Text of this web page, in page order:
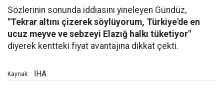
Sözlerinin sonunda iddiasını yineleyen Gündüz,
"Tekrar altını çizerek söylüyorum, Türkiye'de en
ucuz meyve ve sebzeyi Elazığ halkı tüketiyor"
diyerek kentteki fiyat avantajına dikkat çekti.
Kaynak: İHA